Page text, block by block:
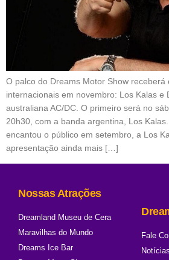
O palco do Dreams Motor Show receberá
internacionais em novembro: Los Kalas e
australiana AC/DC. O primeiro será no
20h30, com a banda argentina, Los
encantou o público em setembro, a Los
apresentação ainda mais […]
Nossas Atrações
Dreamland Museu de Cera
Maravilhas do Mundo
Dreams Ice Bar
Fale
Notícias